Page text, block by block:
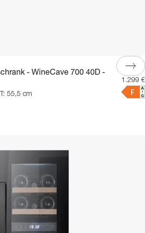
- WineCave 700 40D -
55,5 cm
1.299 €